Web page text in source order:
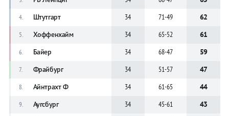
4. Штутгарт 34 71-49 62
5. Хоффенхайм 34 65-52 61
6. Байер 34 68-47 59
7. Фрайбург 34 51-57 47
8. Айнтрахт Ф 34 61-65 44
9. Аугсбург 34 45-61 43